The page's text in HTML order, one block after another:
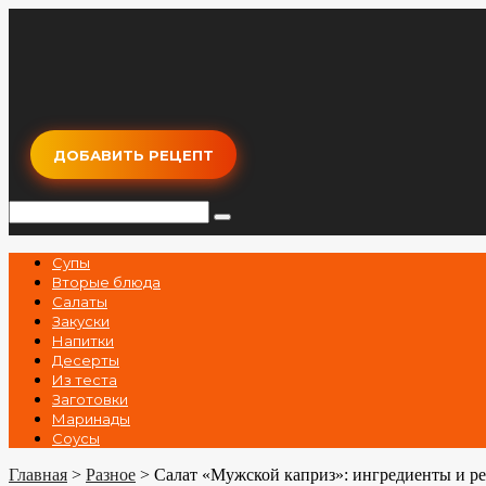
ДОБАВИТЬ РЕЦЕПТ
Супы
Вторые блюда
Салаты
Закуски
Напитки
Десерты
Из теста
Заготовки
Маринады
Соусы
Главная > Разное > Салат «Мужской каприз»: ингредиенты и